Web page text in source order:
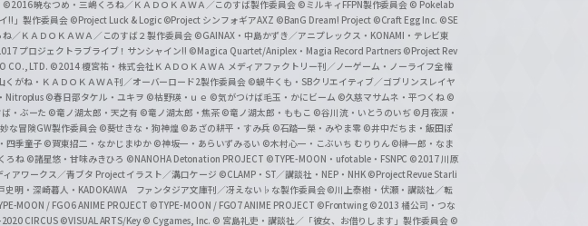
a
n
n
e
l
暁なつめ・三嶋くろね／ＫＡＤＯＫＡＷＡ／このすば製作委員会 ©ミルキィFFPN製作委員会 © Pokelab
!!」製作委員会 ©Project Luck & Logic ©Project シンフォギアAXZ ©BanG Dream! Project ©Craft Egg Inc. ©SE
／ＫＡＤＯＫＡＷＡ／このすば２製作委員会 ©GAINAX・中島かずき／アニプレックス・KONAMI・テレビ東
プロジェクトラブライブ！サンシャイン!! ©Magica Quartet/Aniplex・Magia Record Partners ©Project Rev
CO., LTD. ©2014 榎宮祐・株式会社ＫＡＤＯＫＡＷＡ メディアファクトリー刊／ノーゲーム・ノーライフ全権
くがね・ＫＡＤＯＫＡＷＡ刊／オーバーロード2製作委員会 ©蝸牛くも・SBクリエイティブ／ゴブリンスレイヤ
Nitroplus ©春日部タケル・ユキヲ ©枯野瑛・ｕｅ ©気がつけば毛玉・かにビーム ©久慈マサムネ・平つくね ©
・ぶーた ©竜ノ湖太郎・天之有 ©竜ノ湖太郎・焦茶 ©竜ノ湖太郎・ももこ ©谷川流・いとうのいぢ ©月夜涙・
な冒険GW製作委員会 ©葵せきな・狗神煌 ©あざの耕平・すみ兵 ©石踏一榮・みやま零 ©井中だちま・飯田ぽ
四季童子 ©賀東招二・なかじまゆか ©神坂一・あらいずみるい ©木村心一・こぶいち むりりん ©榊一郎・なま
ろね ©諸星悠・甘味みきひろ ©NANOHA Detonation PROJECT ©TYPE-MOON・ufotable・FSNPC ©2017 川原
アワークス／青ブタ Project イラスト／溝口ケージ ©CLAMP・ST／講談社・NEP・NHK ©Project Revue Starli
明・深崎暮人・KADOKAWA ファンタジア文庫刊／冴えない♭な製作委員会©川上泰樹・伏瀬・講談社／転
MOON / FGO6 ANIME PROJECT ©TYPE-MOON / FGO7 ANIME PROJECT ©Frontwing ©2013 橘公司・つな
CIRCUS ©VISUAL ARTS/Key © Cygames, Inc. © 宮島礼吏・講談社／「彼女、お借りします」製作委員会 ©